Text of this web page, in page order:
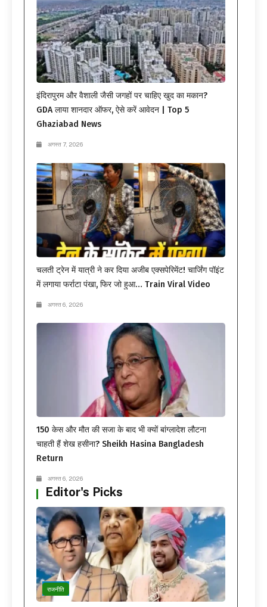
इंदिरापुरम और वैशाली जैसी जगहों पर चाहिए खुद का मकान?
GDA लाया शानदार ऑफर, ऐसे करें आवेदन | Top 5
Ghaziabad News
अगस्त 7, 2026
चलती ट्रेन में यात्री ने कर दिया अजीब एक्सपेरिमेंट! चार्जिंग पॉइंट
में लगाया फर्राटा पंखा, फिर जो हुआ… Train Viral Video
अगस्त 6, 2026
150 केस और मौत की सजा के बाद भी क्यों बांग्लादेश लौटना
चाहती हैं शेख हसीना? Sheikh Hasina Bangladesh
Return
अगस्त 6, 2026
Editor's Picks
राजनीति